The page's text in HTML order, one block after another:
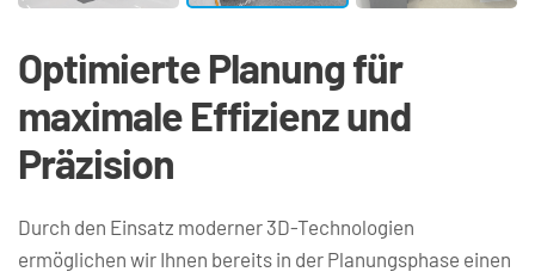
Optimierte Planung für
maximale Effizienz und
Präzision
Durch den Einsatz moderner 3D-Technologien
ermöglichen wir Ihnen bereits in der Planungsphase einen